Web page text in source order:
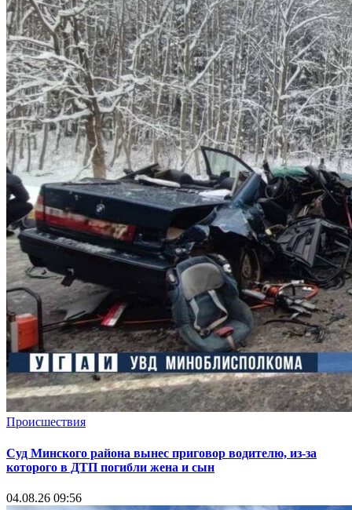
Происшествия
Суд Минского района вынес приговор водителю, из-за
которого в ДТП погибли жена и сын
04.08.26 09:56